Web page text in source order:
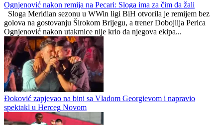
Ognjenović nakon remija na Pecari: Sloga ima za čim da žali
Sloga Meridian sezonu u WWin ligi BiH otvorila je remijem bez
golova na gostovanju Širokom Brijegu, a trener Dobojlija Perica
Ognjenović nakon utakmice nije krio da njegova ekipa...
Đoković zapjevao na bini sa Vladom Georgievom i napravio
spektakl u Herceg Novom